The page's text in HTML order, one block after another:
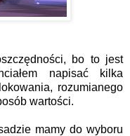
bo to jest
napisać kilka
rozumianego
wartości.
mamy do wyboru